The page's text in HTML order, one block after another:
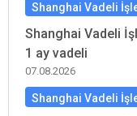
Shanghai Vadeli
Shanghai Vadeli
1 ay vadeli
07.08.2026
Shanghai Vadeli